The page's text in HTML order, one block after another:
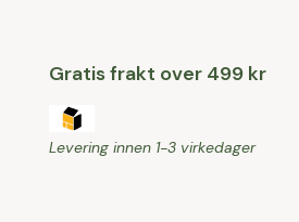
Gratis frakt over 499 kr
Levering innen 1-3 virkedager